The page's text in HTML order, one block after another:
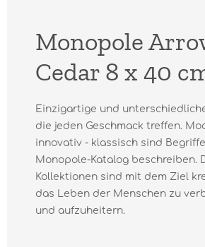
Monopole
Cedar 8 x 40
Einzigartige und
die jeden Geschmack treffen.
innovativ - klassisch sind
Monopole-Katalog beschreiben.
Kollektionen sind mit dem Ziel
das Leben der Menschen zu
und aufzuheitern.